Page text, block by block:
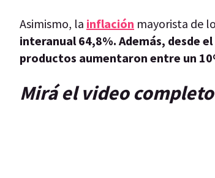
Asimismo, la inflación mayorista de
interanual 64,8%. Además, desde
productos aumentaron entre un
Mirá el video